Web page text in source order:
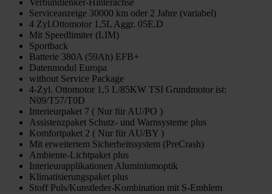
Verbundlenker-Hinterachse
Serviceanzeige 30000 km oder 2 Jahre (variabel)
4 Zyl.Ottomotor 1,5L Aggr. 05E.D
Mit Speedlimiter (LIM)
Sportback
Batterie 380A (59Ah) EFB+
Datenmodul Europa
without Service Package
4-Zyl. Ottomotor 1,5 L/85KW TSI Grundmotor ist:
N09/T57/T0D
Interieurpaket 7 ( Nur für AU/PO )
Assistenzpaket Schutz- und Warnsysteme plus
Komfortpaket 2 ( Nur für AU/BY )
Mit erweitertem Sicherheitssystem (PreCrash)
Ambiente-Lichtpaket plus
Interieurapplikationen Aluminiumoptik
Klimatisierungspaket plus
Stoff Puls/Kunstleder-Kombination mit S-Emblem